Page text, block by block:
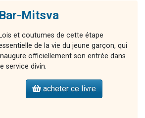
Bar-Mitsva
et coutumes de cette étape
de la vie du jeune garçon, qui
officiellement son entrée dans
service divin.
acheter ce livre